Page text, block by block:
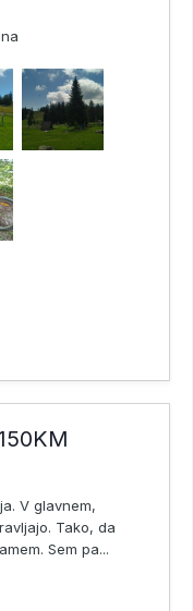
V glavnem,
Tako, da
Sem pa...